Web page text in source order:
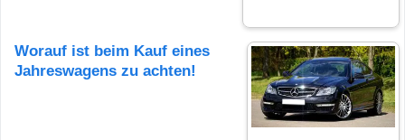
Worauf ist beim Kauf eines
Jahreswagens zu achten!